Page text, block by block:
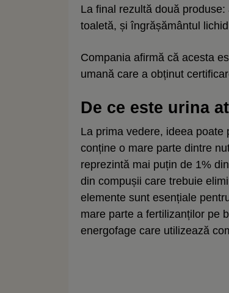
La final rezultă două
toaletă, și îngrășământul
Compania afirmă că acesta
umană care a obținut
De ce este urina
La prima vedere, ideea poate
conține o mare parte dintre
reprezintă mai puțin de 1%
din compușii care trebuie
elemente sunt esențiale
mare parte a fertilizanților pe
energofage care utilizează